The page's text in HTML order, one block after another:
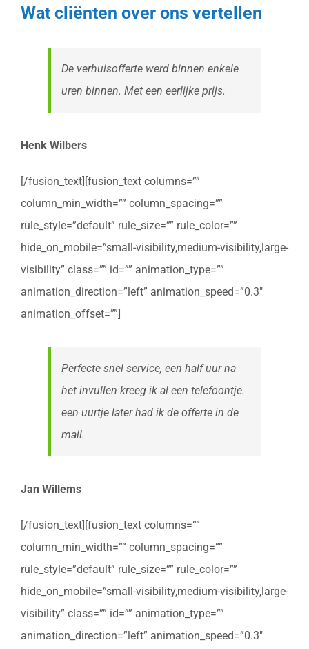
Wat cliënten over ons vertellen
De verhuisofferte werd binnen enkele
uren binnen. Met een eerlijke prijs.
Henk Wilbers
[/fusion_text][fusion_text columns=””
column_min_width=”” column_spacing=””
rule_style=”default” rule_size=”” rule_color=””
hide_on_mobile=”small-visibility,medium-visibility,large-
visibility” class=”” id=”” animation_type=””
animation_direction=”left” animation_speed=”0.3″
animation_offset=””]
Perfecte snel service, een half uur na
het invullen kreeg ik al een telefoontje.
een uurtje later had ik de offerte in de
mail.
Jan Willems
[/fusion_text][fusion_text columns=””
column_min_width=”” column_spacing=””
rule_style=”default” rule_size=”” rule_color=””
hide_on_mobile=”small-visibility,medium-visibility,large-
visibility” class=”” id=”” animation_type=””
animation_direction=”left” animation_speed=”0.3″